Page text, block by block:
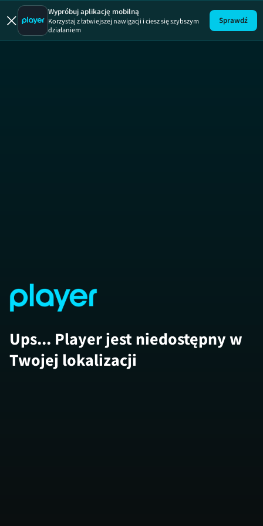
Uwaga!
Wypróbuj aplikację mobilną
Korzystaj z łatwiejszej nawigacji i ciesz się szybszym
działaniem
Sprawdź
Ups... Player jest niedostępny w
Twojej lokalizacji